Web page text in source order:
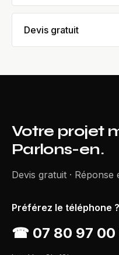
Devis gratuit
Votre projet
Parlons-en.
Devis gratuit · Réponse
Préférez le téléphone ?
☎ 07 80 97 00